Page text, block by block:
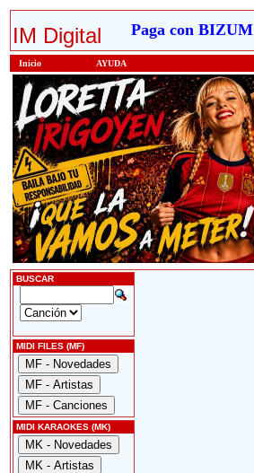
IM Digital Paga con BIZUM
Inicio AYUDA
BUSCAR
MIDI FILES (MF)
MIDI KARAOKES (MK)